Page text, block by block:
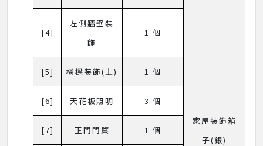
家屋裝飾箱
子(銀)
[4]
左側牆壁裝
飾
1 個
[5] 橫樑裝飾(上) 1 個
[6] 天花板照明 3 個
[7] 正門門簾 1 個